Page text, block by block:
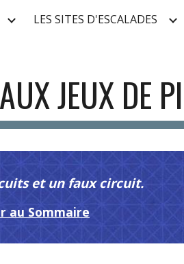
Skip to
LES SITES D'ESCALADES
JEUX DE
et un faux circuit.
au Sommaire